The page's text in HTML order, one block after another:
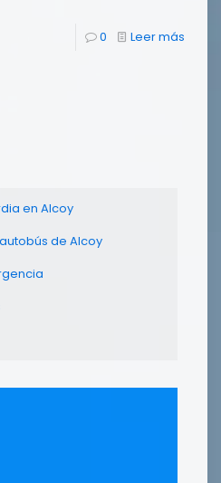
0 Leer más
en Alcoy
de Alcoy